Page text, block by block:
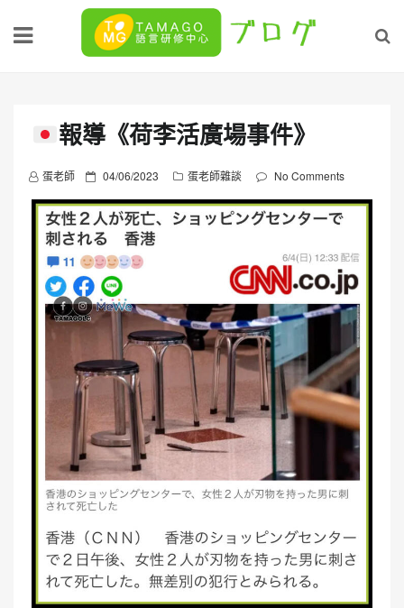
報導《荷李活廣場事件》
蛋老師
P
o
s
t
e
o
04/06/2023 蛋老師雜談 No Comments